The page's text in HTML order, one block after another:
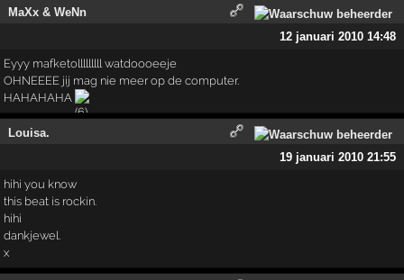
MaXx & WeNn
12 januari 2010 14:48
Eyyy mafketolllllllll watdoooeeje
OHNEEEE jij mag nie meer op de computer.
HAHAHAHA
Louisa.
19 januari 2010 21:55
hihi you know
this beat is rockin.
hihi
dankjewel.
x